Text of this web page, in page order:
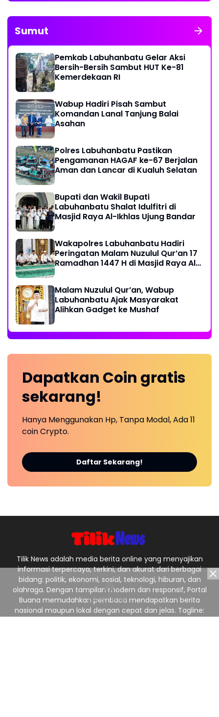
Sumut
Pemkab Labuhanbatu Gelar Aksi
Bersih-Bersih Sambut HUT Ke-81
Kemerdekaan RI
Wabup Hadiri Pisah Sambut
Komandan Lanal Tanjung Balai
Asahan
Polres Labuhanbatu Pastikan
Pengamanan HAGAF ke-67 Berjalan
Aman dan Lancar di Kualuh Selatan
Bupati dan Wakil Bupati
Labuhanbatu Shalat Idulfitri di
Masjid Raya Al-Ikhlas Ujung Bandar
Wakapolres Labuhanbatu Hadiri
Peringatan Malam Nuzulul Qur’an 17
Ramadhan 1447 H di Masjid Raya Al-
Malam Nuzulul Qur’an, Wabup
Labuhanbatu Ajak Masyarakat
Alihkan Gadget ke Mushaf
Dapatkan Coin gratis
sekarang!
Hanya Menggunakan Hp, Tanpa Modal, Ada 11
coin Crypto.
Daftar Sekarang!
Tilik News adalah media berita online yang menyajikan
informasi terpercaya, terkini, dan akurat dari berbagai
bidang: politik, ekonomi, sosial, teknologi, hiburan, dan
olahraga. Dengan tampilan modern dan responsif, Portal
Buana memudahkan pembaca mendapatkan berita
nasional maupun lokal dengan cepat dan jelas. Tagline: